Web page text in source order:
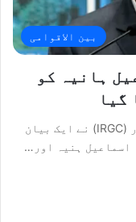
بین الاقوامی
ہانیہ کو
گیا
ایران کے اسلامی انقلابی گارڈ کور (IRGC) نے ایک بیان
اسماعیل ہنیہ اور…